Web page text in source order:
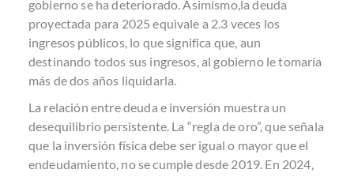
gobierno se ha deteriorado. Asimismo,la deuda
proyectada para 2025 equivale a 2.3 veces los
ingresos públicos, lo que significa que, aun
destinando todos sus ingresos, al gobierno le tomaría
más de dos años liquidarla.
La relación entre deuda e inversión muestra un
desequilibrio persistente. La “regla de oro”, que señala
que la inversión física debe ser igual o mayor que el
endeudamiento, no se cumple desde 2019. En 2024,